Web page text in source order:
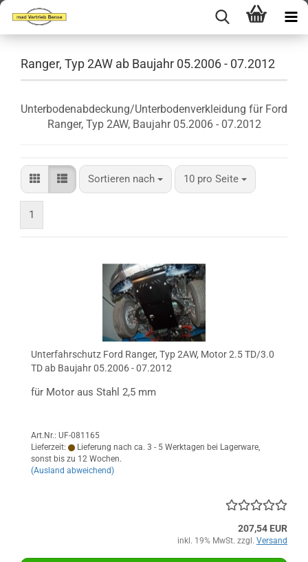
Ranger, Typ 2AW ab Baujahr 05.2006 - 07.2012
Unterbodenabdeckung/Unterbodenverkleidung für Ford
Ranger, Typ 2AW, Baujahr 05.2006 - 07.2012
Sortieren nach
Sortieren nach 10 pro Seite
pro Seite
1
Unterfahrschutz Ford Ranger, Typ 2AW, Motor 2.5 TD/3.0
TD ab Baujahr 05.2006 - 07.2012
für Motor aus Stahl 2,5 mm
Art.Nr.: UF-081165
Lieferzeit:
Lieferung nach ca. 3 - 5 Werktagen bei Lagerware,
sonst bis zu 12 Wochen.
(Ausland abweichend)
207,54 EUR
inkl. 19% MwSt. zzgl. Versand